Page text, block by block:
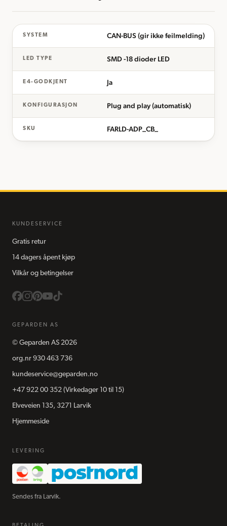
SYSTEM CAN-BUS (gir ikke feilmelding)
LED TYPE SMD -18 dioder LED
E4-GODKJENT Ja
KONFIGURASJON Plug and play (automatisk)
SKU FARLD-ADP_CB_
KUNDESERVICE
Gratis retur
14 dagers åpent kjøp
Vilkår og betingelser
GEPARDEN AS
© Geparden AS 2026
org.nr 930 463 736
kundeservice@geparden.no
+47 922 00 352 (Virkedager 10 til 15)
Elveveien 135, 3271 Larvik
Hjemmeside
LEVERING
Sendes fra Larvik.